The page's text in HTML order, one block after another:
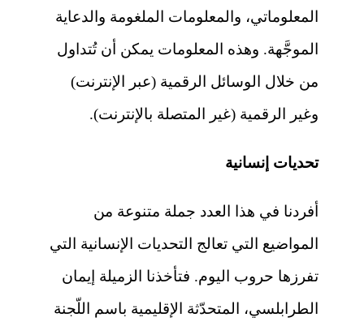
المعلوماتي، والمعلومات الملغومة والدعاية
الموجَّهة. وهذه المعلومات يمكن أن تُتداول
من خلال الوسائل الرقمية (عبر الإنترنت)
وغير الرقمية (غير المتصلة بالإنترنت).
تحديات إنسانية
أفردنا في هذا العدد جملة متنوعة من
المواضيع التي تعالج التحديات الإنسانية التي
تفرزها حروب اليوم. فتأخذنا الزميلة إيمان
الطرابلسي، المتحدّثة الإقليمية باسم اللّجنة